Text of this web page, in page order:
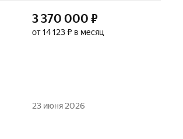
3 370 000 ₽
от 14 123 ₽ в месяц
23 июня 2026